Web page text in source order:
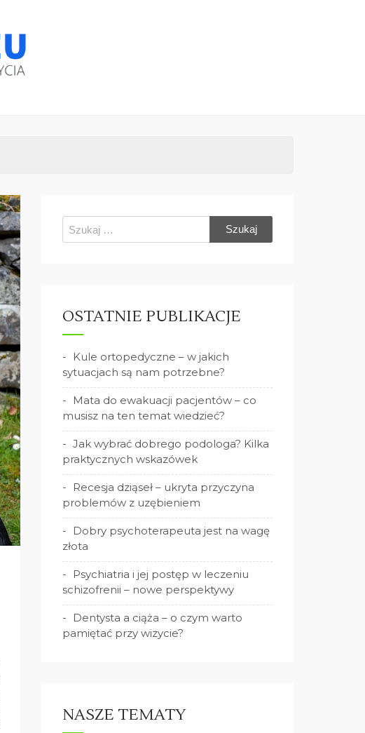
Szukaj:
OSTATNIE PUBLIKACJE
Kule ortopedyczne – w jakich
sytuacjach są nam potrzebne?
Mata do ewakuacji pacjentów – co
musisz na ten temat wiedzieć?
Jak wybrać dobrego podologa? Kilka
praktycznych wskazówek
Recesja dziąseł – ukryta przyczyna
problemów z uzębieniem
Dobry psychoterapeuta jest na wagę
złota
Psychiatria i jej postęp w leczeniu
schizofrenii – nowe perspektywy
Dentysta a ciąża – o czym warto
pamiętać przy wizycie?
NASZE TEMATY